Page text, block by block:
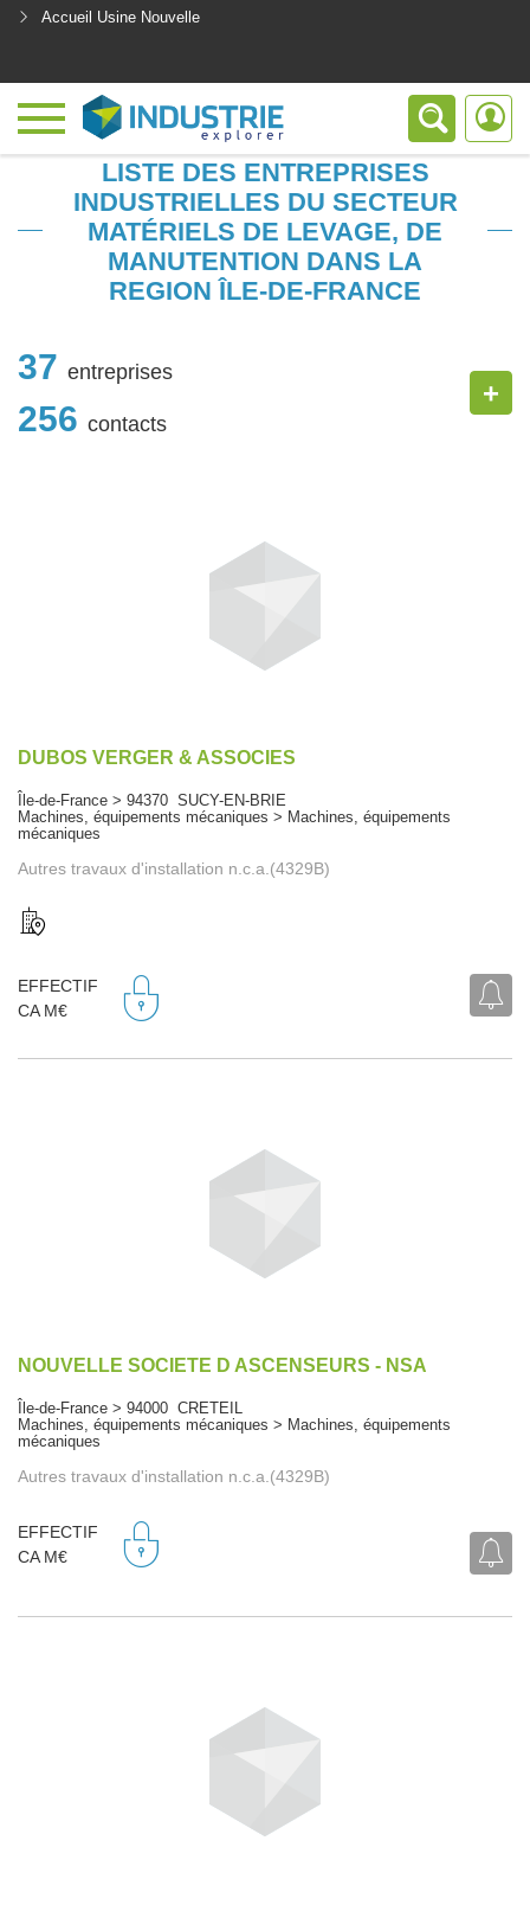
Accueil Usine Nouvelle
LISTE DES ENTREPRISES
INDUSTRIELLES DU SECTEUR
MATÉRIELS DE LEVAGE, DE
MANUTENTION DANS LA
REGION ÎLE-DE-FRANCE
37 entreprises
256 contacts
+
DUBOS VERGER & ASSOCIES
Île-de-France > 94370 SUCY-EN-BRIE
Machines, équipements mécaniques > Machines, équipements
mécaniques
Autres travaux d'installation n.c.a.(4329B)
EFFECTIF
CA M€
NOUVELLE SOCIETE D ASCENSEURS - NSA
Île-de-France > 94000 CRETEIL
Machines, équipements mécaniques > Machines, équipements
mécaniques
Autres travaux d'installation n.c.a.(4329B)
EFFECTIF
CA M€